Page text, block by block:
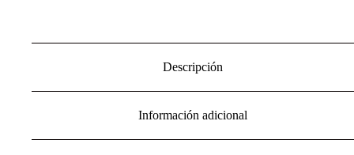
Descripción
Información adicional